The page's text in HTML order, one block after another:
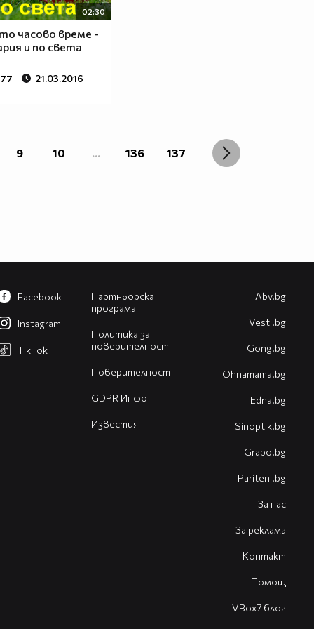
02:30
часово време -
и по света
21.03.2016
9 10 ... 136 137
Партньорска
програма
Политика за
поверителност
Поверителност
GDPR Инфо
Известия
Facebook
Instagram
TikTok
Abv.bg
Vesti.bg
Gong.bg
Оhnamama.bg
Edna.bg
Sinoptik.bg
Grabo.bg
Pariteni.bg
За нас
За реклама
Контакт
Помощ
VBox7 блог